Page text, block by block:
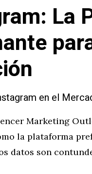
La
en el
Marketing
la plataforma
datos son